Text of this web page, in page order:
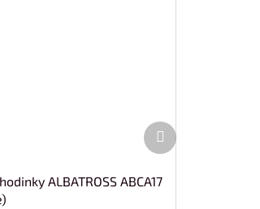
ALBATROSS ABCA17
Další
produkt